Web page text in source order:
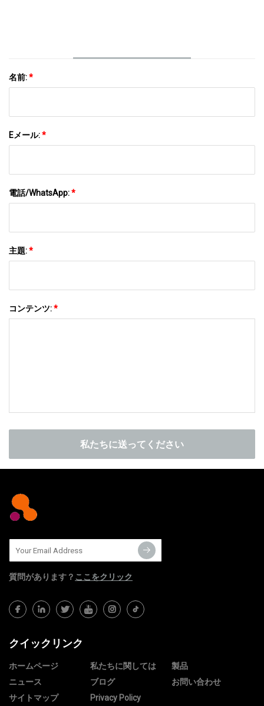
名前:*
Eメール:*
電話/WhatsApp:*
主題:*
コンテンツ:*
私たちに送ってください
質問​​があります？ ここをクリック
クイックリンク
ホームページ 私たちに関しては
製品
ニュース
ブログ
お問い合わせ
サイトマップ
Privacy Policy